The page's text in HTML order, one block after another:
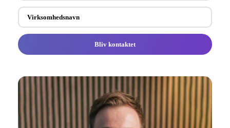
Bliv kontaktet